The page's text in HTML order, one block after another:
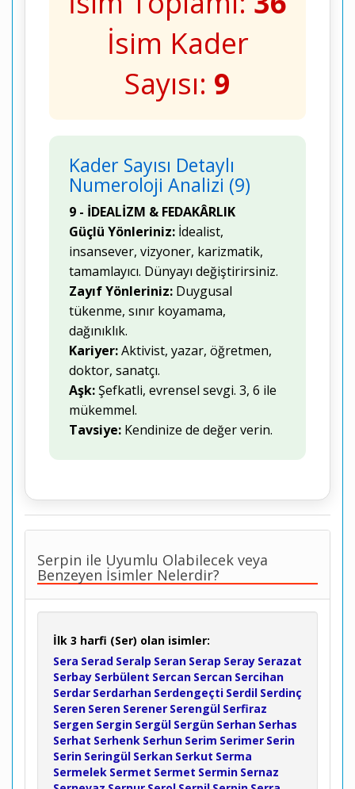
İsim Kader
Sayısı: 9
Kader Sayısı Detaylı
Numeroloji Analizi (9)
9 - İDEALİZM & FEDAKÂRLIK
Güçlü Yönleriniz: İdealist,
insansever, vizyoner, karizmatik,
tamamlayıcı. Dünyayı değiştirirsiniz.
Zayıf Yönleriniz: Duygusal
tükenme, sınır koyamama,
dağınıklık.
Kariyer:Aktivist, yazar, öğretmen,
doktor, sanatçı.
Aşk:Şefkatli, evrensel sevgi. 3, 6 ile
mükemmel.
Tavsiye: Kendinize de değer verin.
Serpin ile Uyumlu Olabilecek veya
Benzeyen İsimler Nelerdir?
İlk 3 harfi (Ser) olan isimler:
Sera Serad Seralp Seran Serap Seray Serazat
Serbay Serbülent Sercan Sercan Sercihan
Serdar Serdarhan Serdengeçti Serdil Serdinç
Seren Seren Serener Serengül Serfiraz
Sergen Sergin Sergül Sergün Serhan Serhas
Serhat Serhenk Serhun Serim Serimer Serin
Serin Seringül Serkan Serkut Serma
Sermelek Sermet Sermet Sermin Sernaz